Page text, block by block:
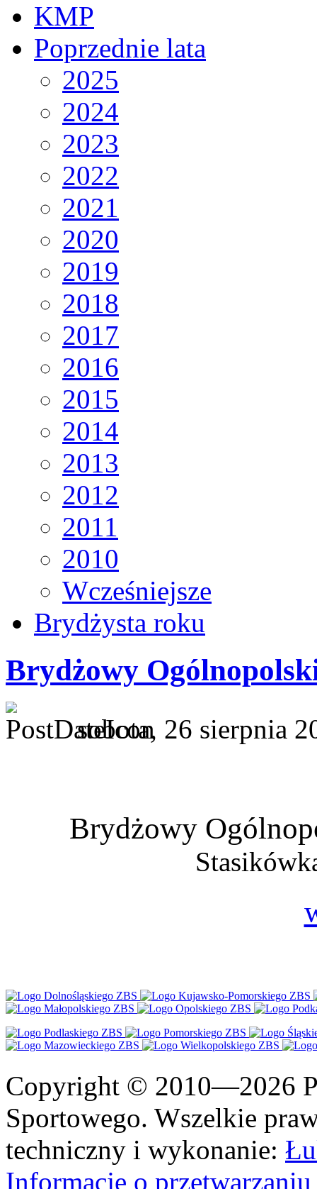
KMP
Poprzednie lata
2025
2024
2023
2022
2021
2020
2019
2018
2017
2016
2015
2014
2013
2012
2011
2010
Wcześniejsze
Brydżysta roku
Brydżowy
sobota, 26 sierpnia
Brydżowy
Copyright © 2010—2026
Sportowego. Wszelkie
techniczny i wykonanie:
Informacje o